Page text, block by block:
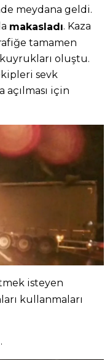
meydana geldi.
makasladı. Kaza
tamamen
oluştu.
sevk
için
isteyen
kullanmaları